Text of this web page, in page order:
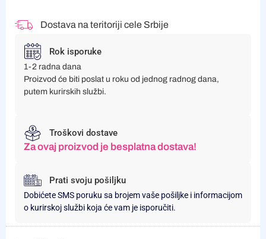
Dostava na teritoriji cele Srbije
Rok isporuke
1-2 radna dana
Proizvod će biti poslat u roku od jednog radnog dana,
putem kurirskih službi.
Troškovi dostave
Za ovaj proizvod je besplatna dostava!
Prati svoju pošiljku
Dobićete SMS poruku sa brojem vaše pošiljke i informacijom
o kurirskoj službi koja će vam je isporučiti.